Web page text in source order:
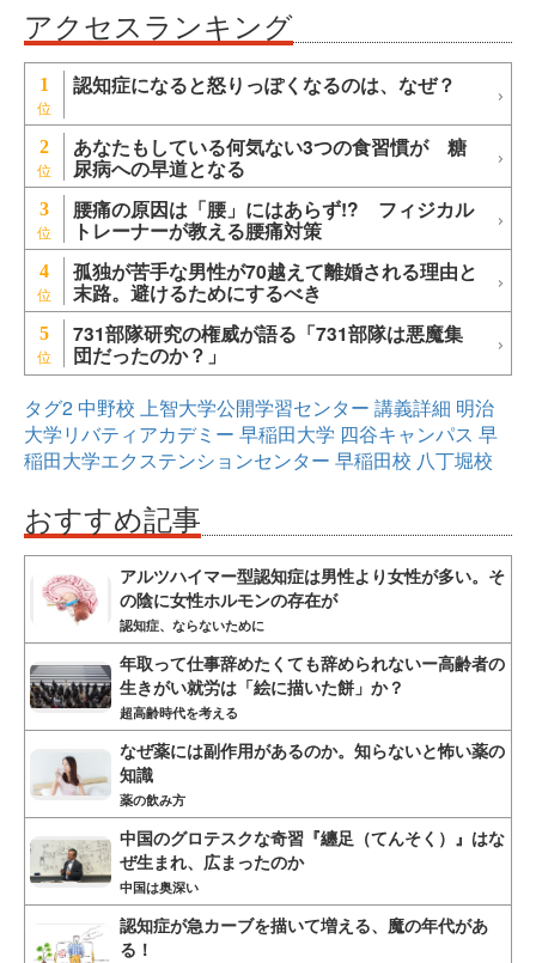
アクセスランキング
1 認知症になると怒りっぽくなるのは、なぜ？
2 あなたもしている何気ない3つの食習慣が 糖
尿病への早道となる
3 腰痛の原因は「腰」にはあらず!? フィジカル
トレーナーが教える腰痛対策
4 孤独が苦手な男性が70越えて離婚される理由と
末路。避けるためにするべき
5 731部隊研究の権威が語る「731部隊は悪魔集
団だったのか？」
タグ2 中野校 上智大学公開学習センター 講義詳細 明治
大学リバティアカデミー 早稲田大学 四谷キャンパス 早
稲田大学エクステンションセンター 早稲田校 八丁堀校
おすすめ記事
アルツハイマー型認知症は男性より女性が多い。そ
の陰に女性ホルモンの存在が
認知症、ならないために
年取って仕事辞めたくても辞められないー高齢者の
生きがい就労は「絵に描いた餅」か？
超高齢時代を考える
なぜ薬には副作用があるのか。知らないと怖い薬の
知識
薬の飲み方
中国のグロテスクな奇習『纏足（てんそく）』はな
ぜ生まれ、広まったのか
中国は奥深い
認知症が急カーブを描いて増える、魔の年代があ
る！